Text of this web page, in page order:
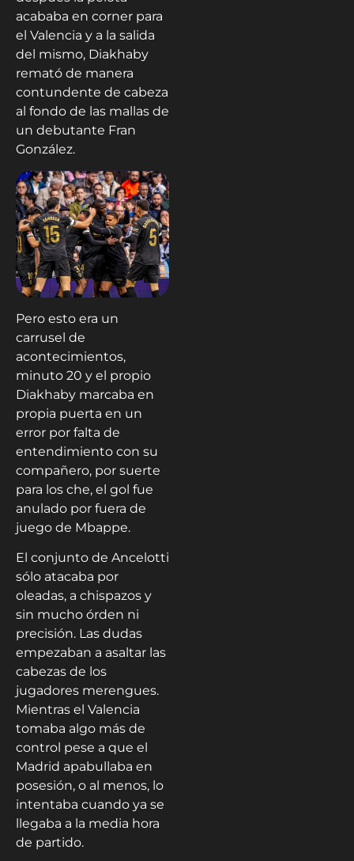
acababa en corner para
el Valencia y a la salida
del mismo, Diakhaby
remató de manera
contundente de cabeza
al fondo de las mallas de
un debutante Fran
González.
Pero esto era un
carrusel de
acontecimientos,
minuto 20 y el propio
Diakhaby marcaba en
propia puerta en un
error por falta de
entendimiento con su
compañero, por suerte
para los che, el gol fue
anulado por fuera de
juego de Mbappe.
El conjunto de Ancelotti
sólo atacaba por
oleadas, a chispazos y
sin mucho órden ni
precisión. Las dudas
empezaban a asaltar las
cabezas de los
jugadores merengues.
Mientras el Valencia
tomaba algo más de
control pese a que el
Madrid apabullaba en
posesión, o al menos, lo
intentaba cuando ya se
llegaba a la media hora
de partido.